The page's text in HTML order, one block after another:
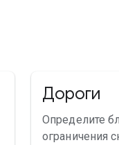
Дороги
Определите
ограничения